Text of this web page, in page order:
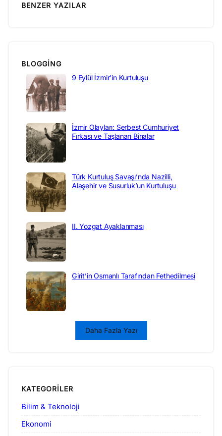
BENZER YAZILAR
BLOGGING
9 Eylül İzmir’in Kurtuluşu
İzmir Olayları: Serbest Cumhuriyet
Fırkası ve Taşlanan Binalar
Türk Kurtuluş Savaşı’nda Nazilli,
Alaşehir ve Susurluk’un Kurtuluşu
II. Yozgat Ayaklanması
Girit’in Osmanlı Tarafından Fethedilmesi
Daha Fazla Yazı
KATEGORILER
Bilim & Teknoloji
Ekonomi